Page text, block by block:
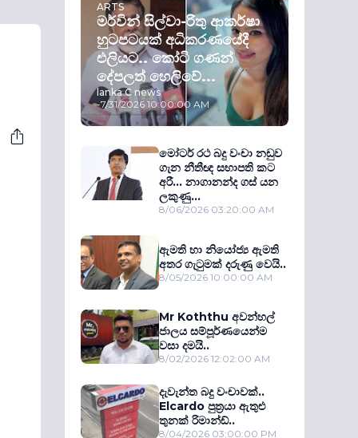
ARTS
මර්වින් සිල්වා-රිතු ආකර්ෂා
හුටපටයක් අධිකරණයේදී
එලියට.. කෝටි ගණන්
දේපලත් හෙලිවේ...
lanka C news
-7/31/2026 10:00:00 AM
මෝටර් රථ බදු වංචා නඩුව
ගැන නීතීඥ සභාපති කට
අරී... නාගානන්ද ගස් යන
ලකුණු...
8/06/2026 03:20:00 AM
ඇමති හා නියෝජ්‍ය ඇමති
අතර ගැටුමක් දරුණු වෙයි..
8/05/2026 10:00:00 AM
Mr Koththu අවන්හල්
ජාලය සම්පූර්ණයෙන්ම
වසා දමයි..
8/02/2026 12:02:00 AM
දැවැන්ත බදු වංචාවක්..
Elcardo පුත‍්‍රයා ඇතුළු
තුනක් රිමාන්ඩ්..
8/04/2026 03:00:00 PM